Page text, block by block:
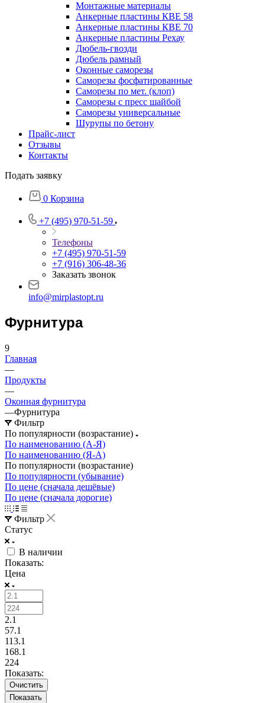
Монтажные материалы
Анкерные пластины КВЕ 58
Анкерные пластины КВЕ 70
Анкерные пластины Рехау
Дюбель-гвозди
Дюбель рамный
Оконные саморезы
Саморезы фосфатированные
Саморезы по мет. (клоп)
Саморезы с пресс шайбой
Саморезы универсальные
Шурупы по бетону
Прайс-лист
Отзывы
Контакты
Подать заявку
0 Корзина
+7 (495) 970-51-59
Телефоны
+7 (495) 970-51-59
+7 (916) 306-48-36
Заказать звонок
info@mirplastopt.ru
Фурнитура
9
Главная
—
Продукты
—
Оконная фурнитура
—Фурнитура
Фильтр
По популярности (возрастание)
По наименованию (А-Я)
По наименованию (Я-А)
По популярности (возрастание)
По популярности (убывание)
По цене (сначала дешёвые)
По цене (сначала дорогие)
Фильтр
Статус
В наличии
Показать:
Цена
2.1
57.1
113.1
168.1
224
Показать:
Очистить